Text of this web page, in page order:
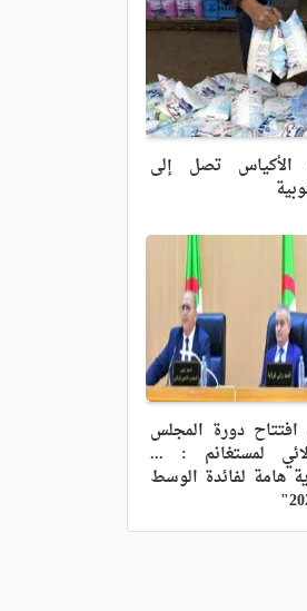
الأكياس تصل إلى
دورة المجلس
لمستغانم : ...
هامة لفائدة الوسط